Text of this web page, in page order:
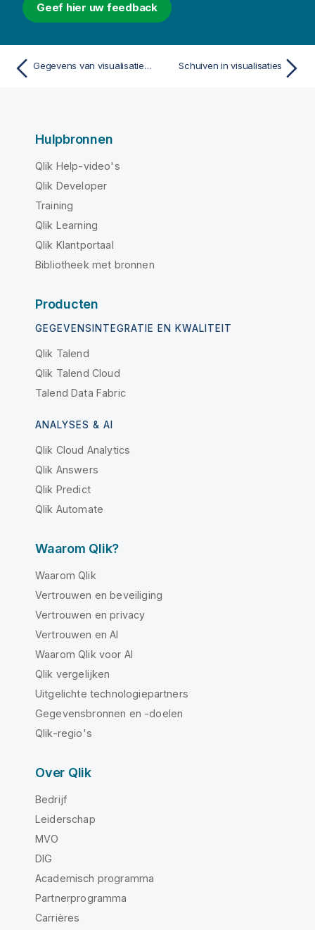
Geef hier uw feedback
Gegevens van visualisaties weergeven Schuiven in visualisaties
Hulpbronnen
Qlik Help-video's
Qlik Developer
Training
Qlik Learning
Qlik Klantportaal
Bibliotheek met bronnen
Producten
GEGEVENSINTEGRATIE EN KWALITEIT
Qlik Talend
Qlik Talend Cloud
Talend Data Fabric
ANALYSES & AI
Qlik Cloud Analytics
Qlik Answers
Qlik Predict
Qlik Automate
Waarom Qlik?
Waarom Qlik
Vertrouwen en beveiliging
Vertrouwen en privacy
Vertrouwen en AI
Waarom Qlik voor AI
Qlik vergelijken
Uitgelichte technologiepartners
Gegevensbronnen en -doelen
Qlik-regio's
Over Qlik
Bedrijf
Leiderschap
MVO
DIG
Academisch programma
Partnerprogramma
Carrières